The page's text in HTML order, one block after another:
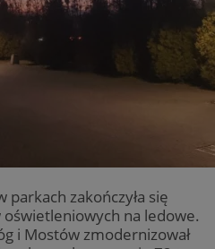
zakończyła się
na ledowe.
i Mostów zmodernizował